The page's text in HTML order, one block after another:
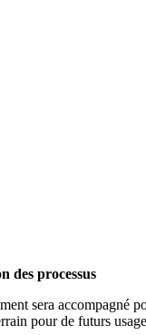
des processus
sera accompagné
pour de futurs